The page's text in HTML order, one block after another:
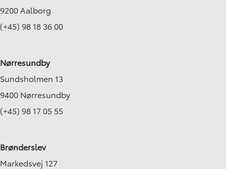
KONTANT
FINANSIERING
9200 Aalborg
(+45) 98 18 36 00
Nørresundby
Sundsholmen 13
9400 Nørresundby
(+45) 98 17 05 55
Brønderslev
Markedsvej 127